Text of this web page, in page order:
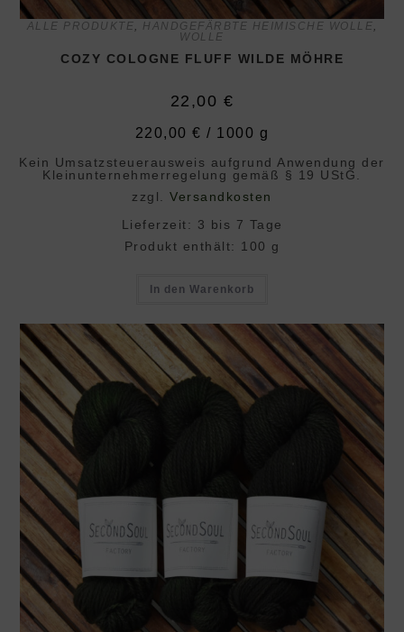
ALLE PRODUKTE, HANDGEFÄRBTE HEIMISCHE WOLLE,
WOLLE
COZY COLOGNE FLUFF WILDE MÖHRE
22,00 €
220,00€ / 1000 g
Kein Umsatzsteuerausweis aufgrund Anwendung der
Klein­unternehmer­regelung gemäß § 19 UStG.
zzgl.Versandkosten
Lieferzeit: 3 bis 7 Tage
Produkt enthält: 100 g
In den Warenkorb